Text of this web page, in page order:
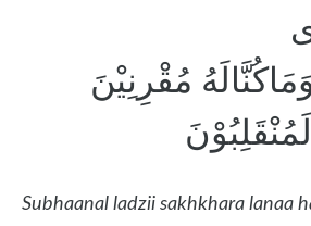
مُقْرِنِيْنَ
Subhaanal ladzii sakhkhara lanaa